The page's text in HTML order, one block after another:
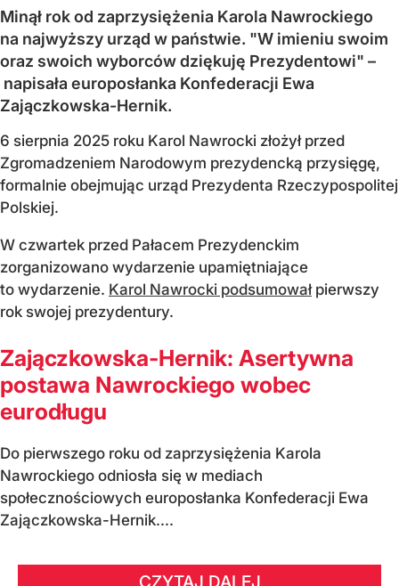
Minął rok od zaprzysiężenia Karola Nawrockiego
na najwyższy urząd w państwie. "W imieniu swoim
oraz swoich wyborców dziękuję Prezydentowi" –
napisała europosłanka Konfederacji Ewa
Zajączkowska-Hernik.
6 sierpnia 2025 roku Karol Nawrocki złożył przed
Zgromadzeniem Narodowym prezydencką przysięgę,
formalnie obejmując urząd Prezydenta Rzeczypospolitej
Polskiej.
W czwartek przed Pałacem Prezydenckim
zorganizowano wydarzenie upamiętniające
to wydarzenie. Karol Nawrocki podsumowałpierwszy
rok swojej prezydentury.
Zajączkowska-Hernik: Asertywna
postawa Nawrockiego wobec
eurodługu
Do pierwszego roku od zaprzysiężenia Karola
Nawrockiego odniosła się w mediach
społecznościowych europosłanka Konfederacji Ewa
Zajączkowska-Hernik....